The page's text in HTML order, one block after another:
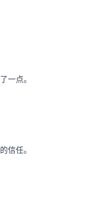
一点。
信任。